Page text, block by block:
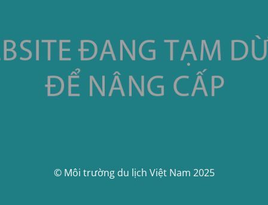
© Môi trường du lịch Việt Nam 2025